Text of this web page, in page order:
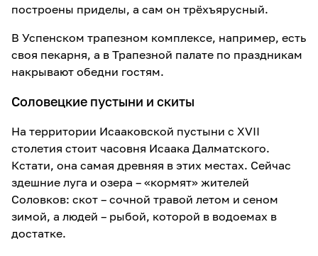
построены приделы, а сам он трёхъярусный.
В Успенском трапезном комплексе, например, есть
своя пекарня, а в Трапезной палате по праздникам
накрывают обедни гостям.
Соловецкие пустыни и скиты
На территории Исааковской пустыни с XVII
столетия стоит часовня Исаака Далматского.
Кстати, она самая древняя в этих местах. Сейчас
здешние луга и озера – «кормят» жителей
Соловков: скот – сочной травой летом и сеном
зимой, а людей – рыбой, которой в водоемах в
достатке.